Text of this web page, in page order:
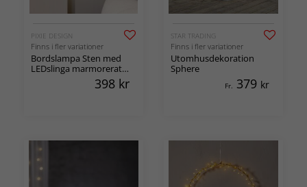
PIXIE DESIGN
Finns i fler variationer
Bordslampa Sten med
LEDslinga marmorerat
398 kr
STAR TRADING
Finns i fler variationer
Utomhusdekoration
Sphere
Fr. 379 kr